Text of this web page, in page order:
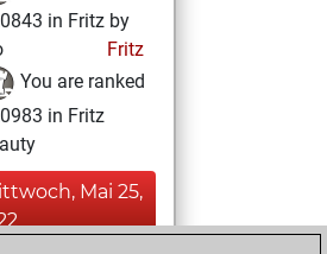
in Fritz by
Fritz
You are ranked
in Fritz
Mai 25,